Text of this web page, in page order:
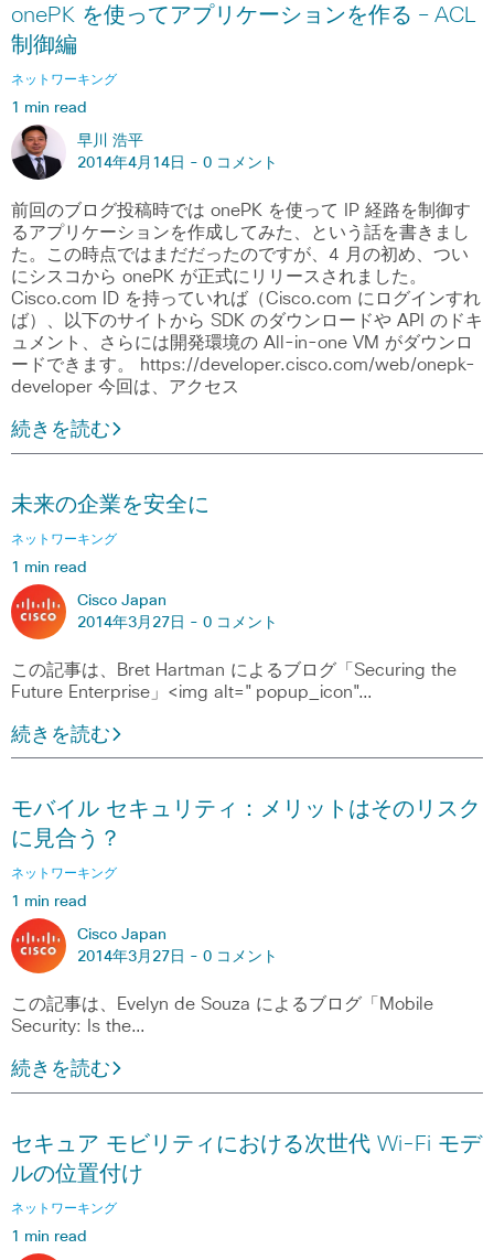
onePK を使ってアプリケーションを作る – ACL
制御編
ネットワーキング
1 min read
早川 浩平
2014年4月14日 - 0 コメント
前回のブログ投稿時では onePK を使って IP 経路を制御す
るアプリケーションを作成してみた、という話を書きまし
た。この時点ではまだだったのですが、4 月の初め、つい
にシスコから onePK が正式にリリースされました。
Cisco.com ID を持っていれば（Cisco.com にログインすれ
ば）、以下のサイトから SDK のダウンロードや API のドキ
ュメント、さらには開発環境の All-in-one VM がダウンロ
ードできます。 https://developer.cisco.com/web/onepk-
developer 今回は、アクセス
続きを読む
未来の企業を安全に
ネットワーキング
1 min read
Cisco Japan
2014年3月27日 - 0 コメント
この記事は、Bret Hartman によるブログ「Securing the
Future Enterprise」<img alt="popup_icon"…
続きを読む
モバイル セキュリティ：メリットはそのリスク
に見合う？
ネットワーキング
1 min read
Cisco Japan
2014年3月27日 - 0 コメント
この記事は、Evelyn de Souza によるブログ「Mobile
Security: Is the…
続きを読む
セキュア モビリティにおける次世代 Wi-Fi モデ
ルの位置付け
ネットワーキング
1 min read